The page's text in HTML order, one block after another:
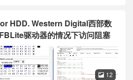
HDD. Western Digital西部数
驱动器的情况下访问阻塞
 12